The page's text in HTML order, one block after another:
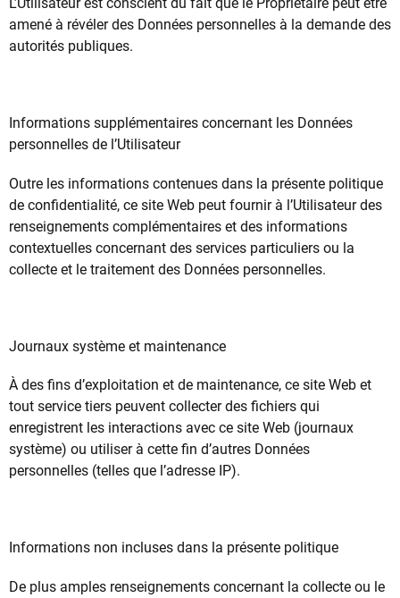
amené à révéler des Données personnelles à la demande des
autorités publiques.
Informations supplémentaires concernant les Données
personnelles de l’Utilisateur
Outre les informations contenues dans la présente politique
de confidentialité, ce site Web peut fournir à l’Utilisateur des
renseignements complémentaires et des informations
contextuelles concernant des services particuliers ou la
collecte et le traitement des Données personnelles.
Journaux système et maintenance
À des fins d’exploitation et de maintenance, ce site Web et
tout service tiers peuvent collecter des fichiers qui
enregistrent les interactions avec ce site Web (journaux
système) ou utiliser à cette fin d’autres Données
personnelles (telles que l’adresse IP).
Informations non incluses dans la présente politique
De plus amples renseignements concernant la collecte ou le